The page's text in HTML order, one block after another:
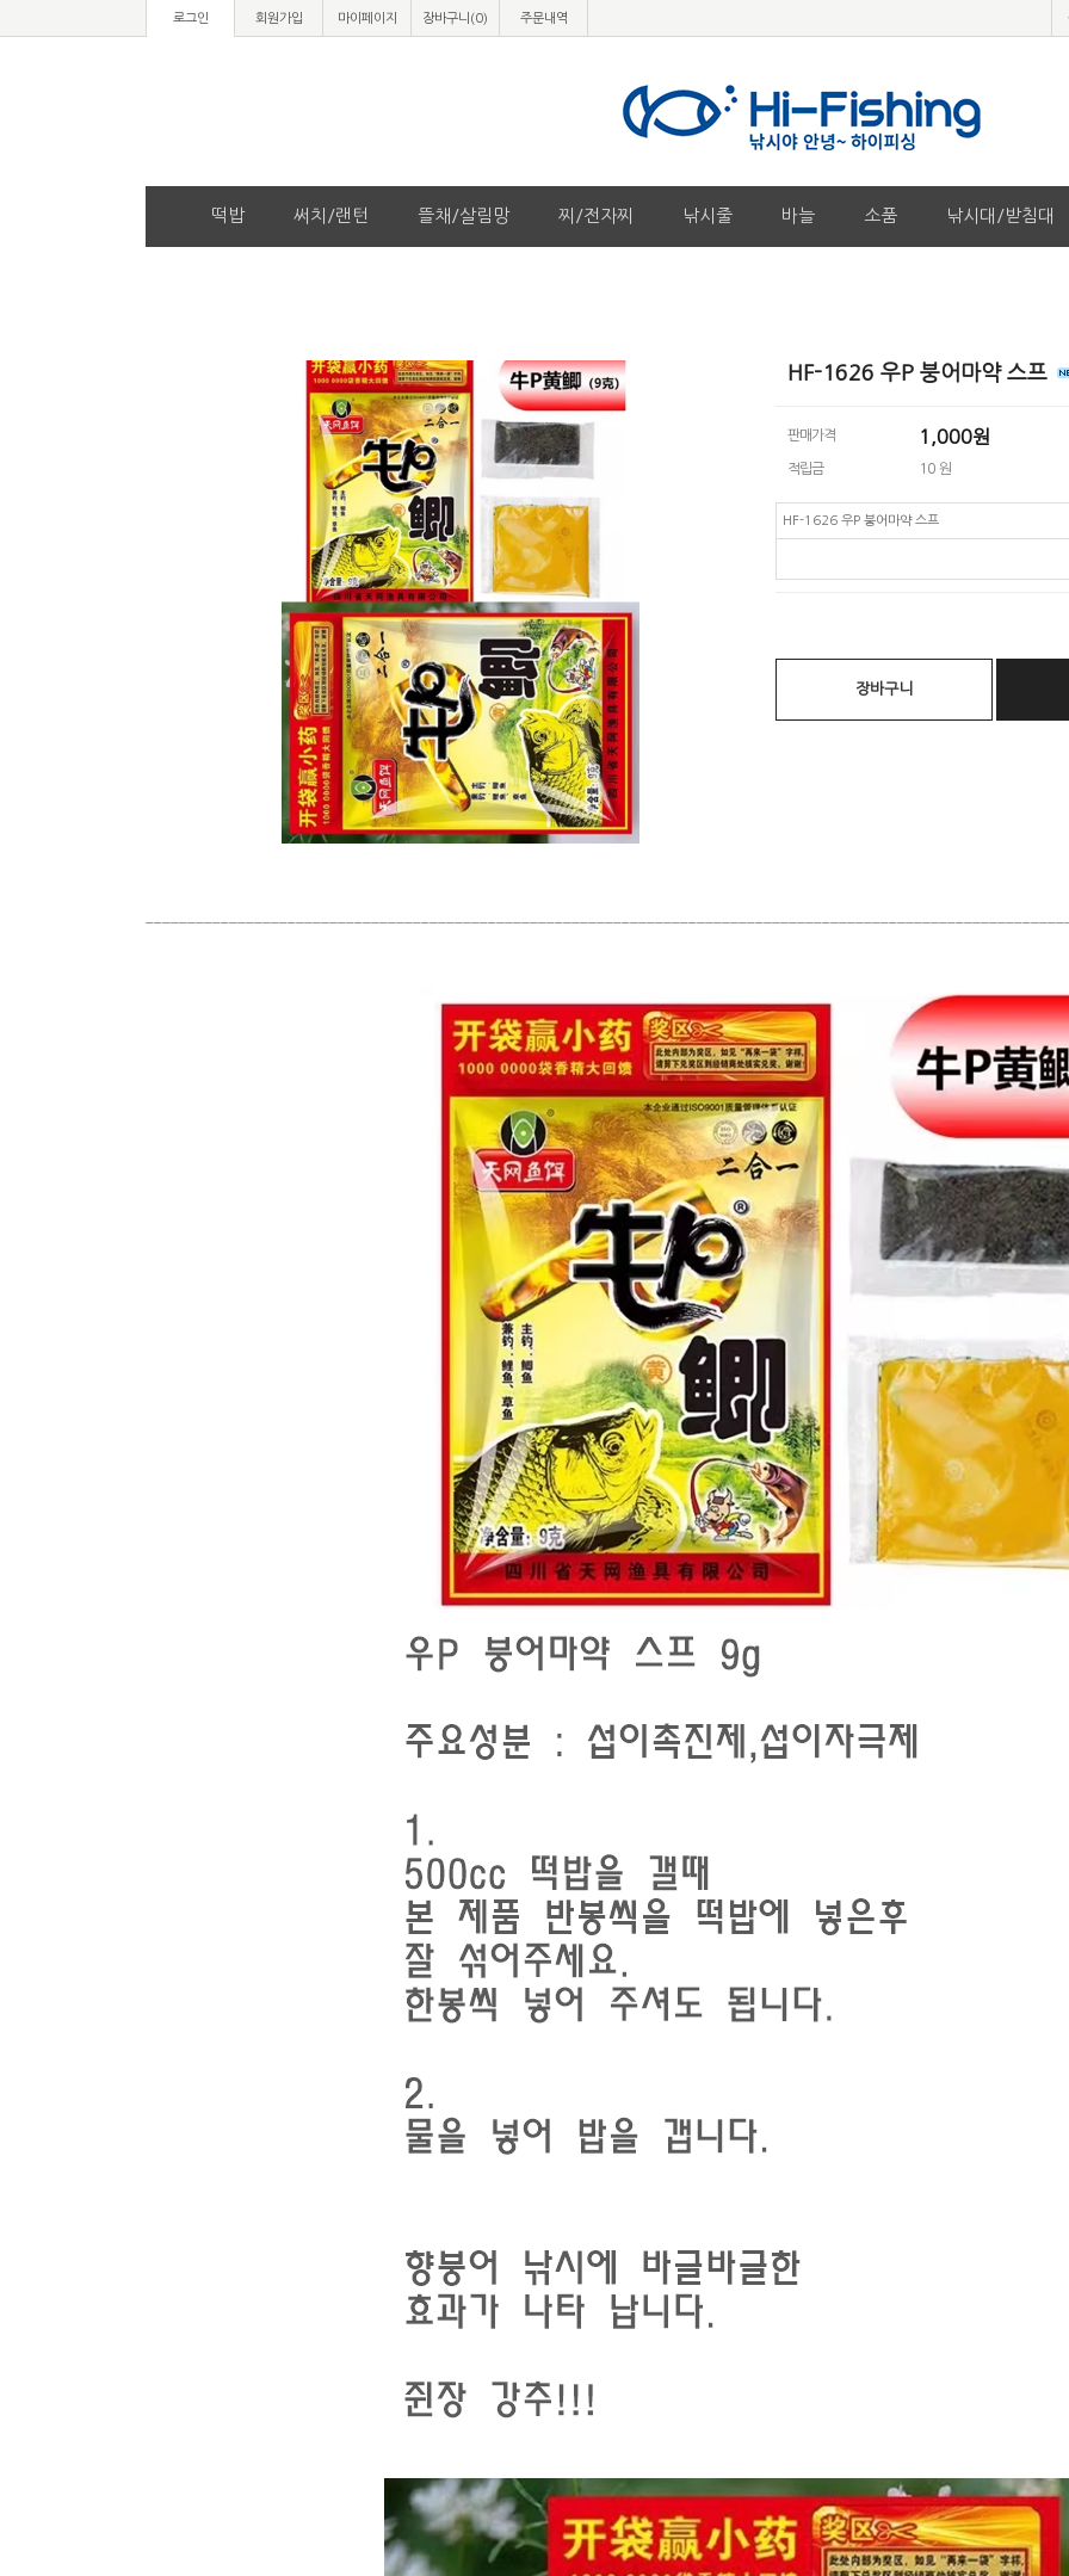
로그인 회원가입 마이페이지 장바구니(0) 주문내역
떡밥 써치/랜턴 뜰채/살림망 찌/전자찌 낚시줄 바늘 소품 낚시대/받침대
HF-1626 우P 붕어마약 스프
판매가격 1,000원
적립금 10 원
HF-1626 우P 붕어마약 스프
장바구니